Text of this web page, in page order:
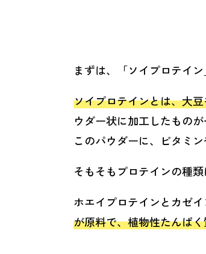
まずは、「ソイプロテイ
ソイプロテインとは、大
ウダー状に加工したものが
このパウダーに、ビタミ
そもそもプロテインの種
ホエイプロテインとカゼ
が原料で、植物性たんぱ